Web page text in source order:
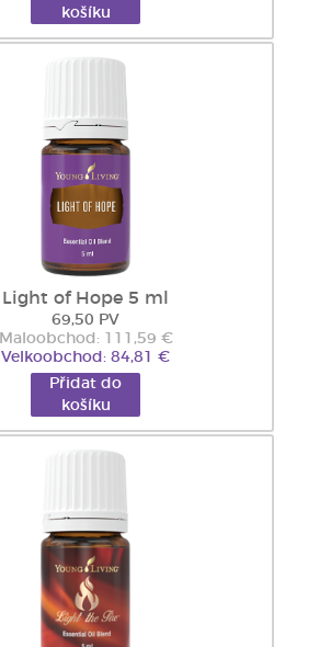
košíku
Light of Hope 5 ml
69,50 PV
Maloobchod: 111,59 €
Velkoobchod: 84,81 €
Přidat do
košíku